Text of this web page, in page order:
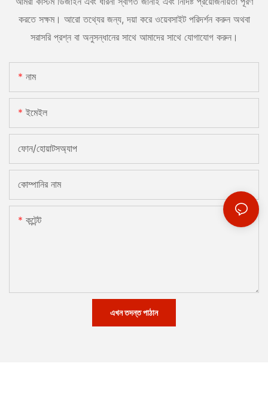
করতে সক্ষম। আরো তথ্যের জন্য, দয়া করে ওয়েবসাইট পরিদর্শন করুন অথবা
সরাসরি প্রশ্ন বা অনুসন্ধানের সাথে আমাদের সাথে যোগাযোগ করুন।
নাম
ইমেইল
ফোন/হোয়াটসঅ্যাপ
কোম্পানির নাম
কন্টেন্ট
এখন তদন্ত পাঠান